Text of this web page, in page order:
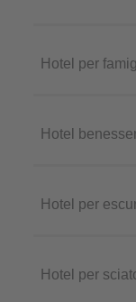
Hotel per
Hotel
Hotel per
Hotel per